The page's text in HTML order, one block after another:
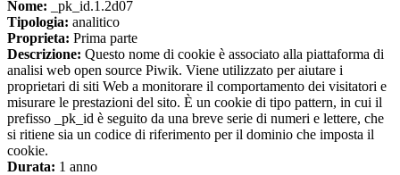
Nome: _pk_id.1.2d07
Tipologia: analitico
Proprieta: Prima parte
Descrizione: Questo nome di cookie è associato alla piattaforma di
analisi web open source Piwik. Viene utilizzato per aiutare i
proprietari di siti Web a monitorare il comportamento dei visitatori e
misurare le prestazioni del sito. È un cookie di tipo pattern, in cui il
prefisso _pk_id è seguito da una breve serie di numeri e lettere, che
si ritiene sia un codice di riferimento per il dominio che imposta il
cookie.
Durata: 1 anno